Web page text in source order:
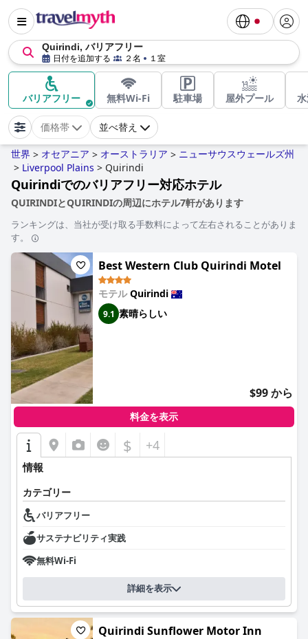
Quirindi, バリアフリー
日付を追加する ２名 １室
バリアフリー 無料Wi-Fi 駐車場 屋外プール
価格帯 並べ替え
世界 > オセアニア > オーストラリア > ニューサウスウェールズ州
> Liverpool Plains > Quirindi
Quirindiでのバリアフリー対応ホテル
QUIRINDIとQUIRINDIの周辺にホテル7軒があります
ランキングは、当社が受け取る手数料によって左右されることがありま
す。
Best Western Club Quirindi Motel
モテルQuirindi
9.1 素晴らしい
$99 から
料金を表示
$ +4
情報
カテゴリー
バリアフリー
サステナビリティ実践
無料Wi-Fi
詳細を表示
Quirindi Sunflower Motor Inn